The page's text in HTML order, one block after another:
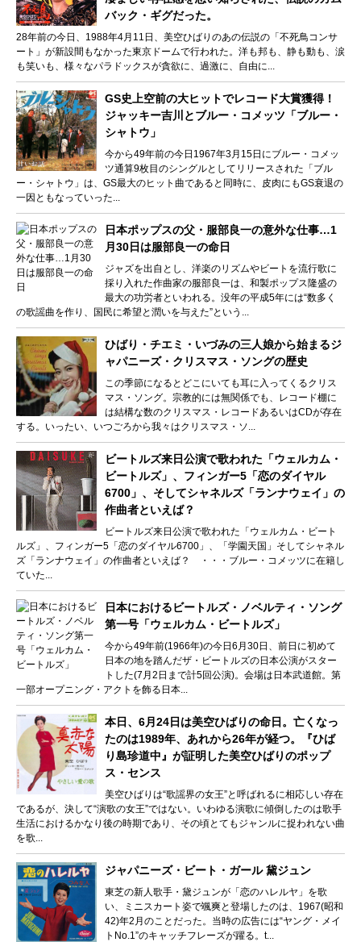
バック・ギグだった。
28年前の今日、1988年4月11日、美空ひばりのあの伝説の「不死鳥コンサ
ート」が新設間もなかった東京ドームで行われた。洋も邦も、静も動も、涙
も笑いも、様々なパラドックスが貪欲に、過激に、自由に...
GS史上空前の大ヒットでレコード大賞獲得！
ジャッキー吉川とブルー・コメッツ「ブルー・
シャトウ」
今から49年前の今日1967年3月15日にブルー・コメッ
ツ通算9枚目のシングルとしてリリースされた「ブル
ー・シャトウ」は、GS最大のヒット曲であると同時に、皮肉にもGS衰退の
一因ともなっていった...
日本ポップスの父・服部良一の意外な仕事…1
月30日は服部良一の命日
ジャズを出自とし、洋楽のリズムやビートを流行歌に
採り入れた作曲家の服部良一は、和製ポップス隆盛の
最大の功労者といわれる。没年の平成5年には“数多く
の歌謡曲を作り、国民に希望と潤いを与えた”という...
ひばり・チエミ・いづみの三人娘から始まるジ
ャパニーズ・クリスマス・ソングの歴史
この季節になるとどこにいても耳に入ってくるクリス
マス・ソング。宗教的には無関係でも、レコード棚に
は結構な数のクリスマス・レコードあるいはCDが存在
する。いったい、いつごろから我々はクリスマス・ソ...
ビートルズ来日公演で歌われた「ウェルカム・
ビートルズ」、フィンガー5「恋のダイヤル
6700」、そしてシャネルズ「ランナウェイ」の
作曲者といえば？
ビートルズ来日公演で歌われた「ウェルカム・ビート
ルズ」、フィンガー5「恋のダイヤル6700」、「学園天国」そしてシャネル
ズ「ランナウェイ」の作曲者といえば？ ・・・ブルー・コメッツに在籍し
ていた...
日本におけるビートルズ・ノベルティ・ソング
第一号「ウェルカム・ビートルズ」
今から49年前(1966年)の今日6月30日、前日に初めて
日本の地を踏んだザ・ビートルズの日本公演がスター
トした(7月2日まで計5回公演)。会場は日本武道館。第
一部オープニング・アクトを飾る日本...
本日、6月24日は美空ひばりの命日。亡くなっ
たのは1989年、あれから26年が経つ。『ひば
り島珍道中』が証明した美空ひばりのポップ
ス・センス
美空ひばりは“歌謡界の女王”と呼ばれるに相応しい存在
であるが、決して“演歌の女王”ではない。いわゆる演歌に傾倒したのは歌手
生活におけるかなり後の時期であり、その頃とてもジャンルに捉われない曲
を歌...
ジャパニーズ・ビート・ガール 黛ジュン
東芝の新人歌手・黛ジュンが「恋のハレルヤ」を歌
い、ミニスカート姿で颯爽と登場したのは、1967(昭和
42)年2月のことだった。当時の広告には“ヤング・メイ
トNo.1”のキャッチフレーズが躍る。t...